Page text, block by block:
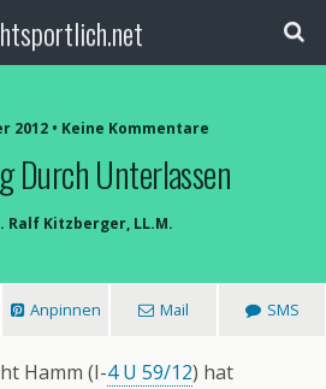
2012 • Keine Kommentare
Durch Unterlassen
Ralf Kitzberger, LL.M.
Anpinnen Mail SMS
Hamm (I-4 U 59/12) hat